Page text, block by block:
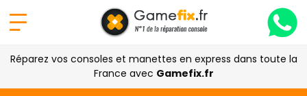
Réparez vos consoles et manettes en express dans toute la
France avec Gamefix.fr